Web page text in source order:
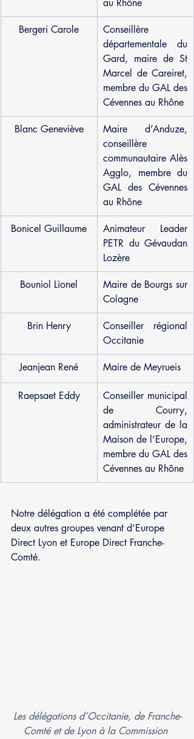
au Rhône
Bergeri Carole
Conseillère
départementale du
Gard, maire de St
Marcel de Careiret,
membre du GAL des
Cévennes au Rhône
Blanc Geneviève
Maire d’Anduze,
conseillère
communautaire Alès
Agglo, membre du
GAL des Cévennes
au Rhône
Bonicel Guillaume
Animateur Leader
PETR du Gévaudan
Lozère
Bouniol Lionel
Maire de Bourgs sur
Colagne
Brin Henry
Conseiller régional
Occitanie
Jeanjean René Maire de Meyrueis
Raepsaet Eddy
Conseiller municipal
de Courry,
administrateur de la
Maison de l’Europe,
membre du GAL des
Cévennes au Rhône
Notre délégation a été complétée par
deux autres groupes venant d’Europe
Direct Lyon et Europe Direct Franche-
Comté.
Les délégations d’Occitanie, de Franche-
Comté et de Lyon à la Commission